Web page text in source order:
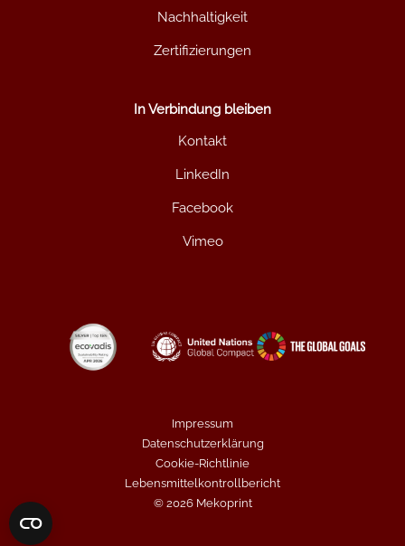
Nachhaltigkeit
Zertifizierungen
In Verbindung bleiben
Kontakt
LinkedIn
Facebook
Vimeo
© 2026 Mekoprint
Impressum
Datenschutzerklärung
Cookie-Richtlinie
Lebensmittelkontrollbericht